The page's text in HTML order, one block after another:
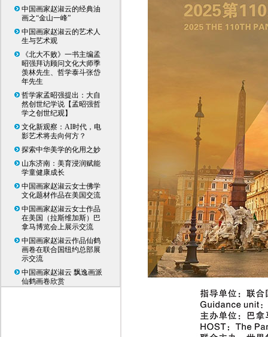
中国画家赵淑云的经典油
画之“金山一峰”
中国画家赵淑云的艺术人
生与艺术观
《北大不败》一书主编孟
昭强拜访顾问文化大师季
羡林先生、哲学泰斗张岱
年先生
哲学家孟昭强提出：大自
然创世纪学说【孟昭强哲
学之创世纪观】
文化新观察：AI时代，电
影艺术将去向何方？
探索中华美学的化用之妙
山东济南：美育浸润赋能
学童健康成长
中国画家赵淑云女士佛学
文化题材作品在美国交流
中国画家赵淑云女士作品
在美国（拉斯维加斯）巴
拿马博览会上展示交流
中国画家赵淑云作品仙鹤
画卷在联合国纽约总部展
示交流
中国画家赵淑云 飘逸画派
仙鹤画卷欣赏